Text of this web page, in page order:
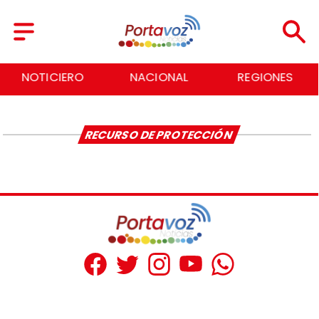
NOTICIERO NACIONAL REGIONES
RECURSO DE PROTECCIÓN